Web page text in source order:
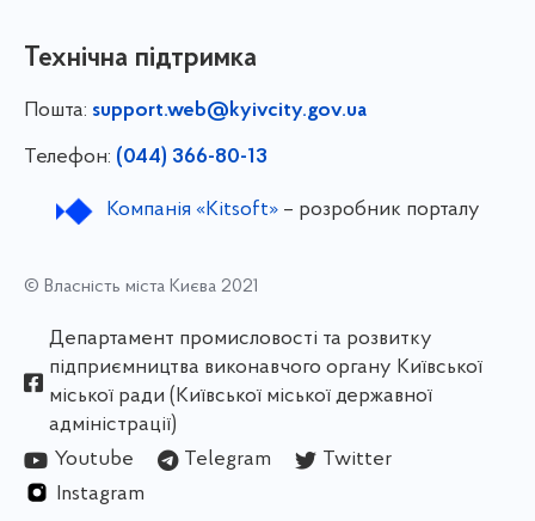
Технічна підтримка
Пошта: support.web@kyivcity.gov.ua
Телефон: (044) 366-80-13
Компанія «Kitsoft»– розробник порталу
© Власність міста Києва 2021
Департамент промисловості та розвитку
підприємництва виконавчого органу Київської
міської ради (Київської міської державної
адміністрації)
Youtube
Telegram
Twitter
Instagram